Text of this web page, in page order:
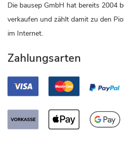
Die bausep GmbH hat bereits 2004
verkaufen und zählt damit zu den
im Internet.
Zahlungsarten